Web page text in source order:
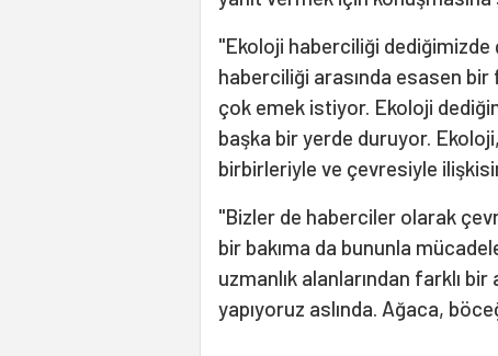
"Ekoloji haberciliği dediğimizde
haberciliği arasında esasen
çok emek istiyor. Ekoloji
başka bir yerde duruyor.
birbirleriyle ve çevresiyle
"Bizler de haberciler olarak
bir bakıma da bununla
uzmanlık alanlarından farklı
yapıyoruz aslında. Ağaca,